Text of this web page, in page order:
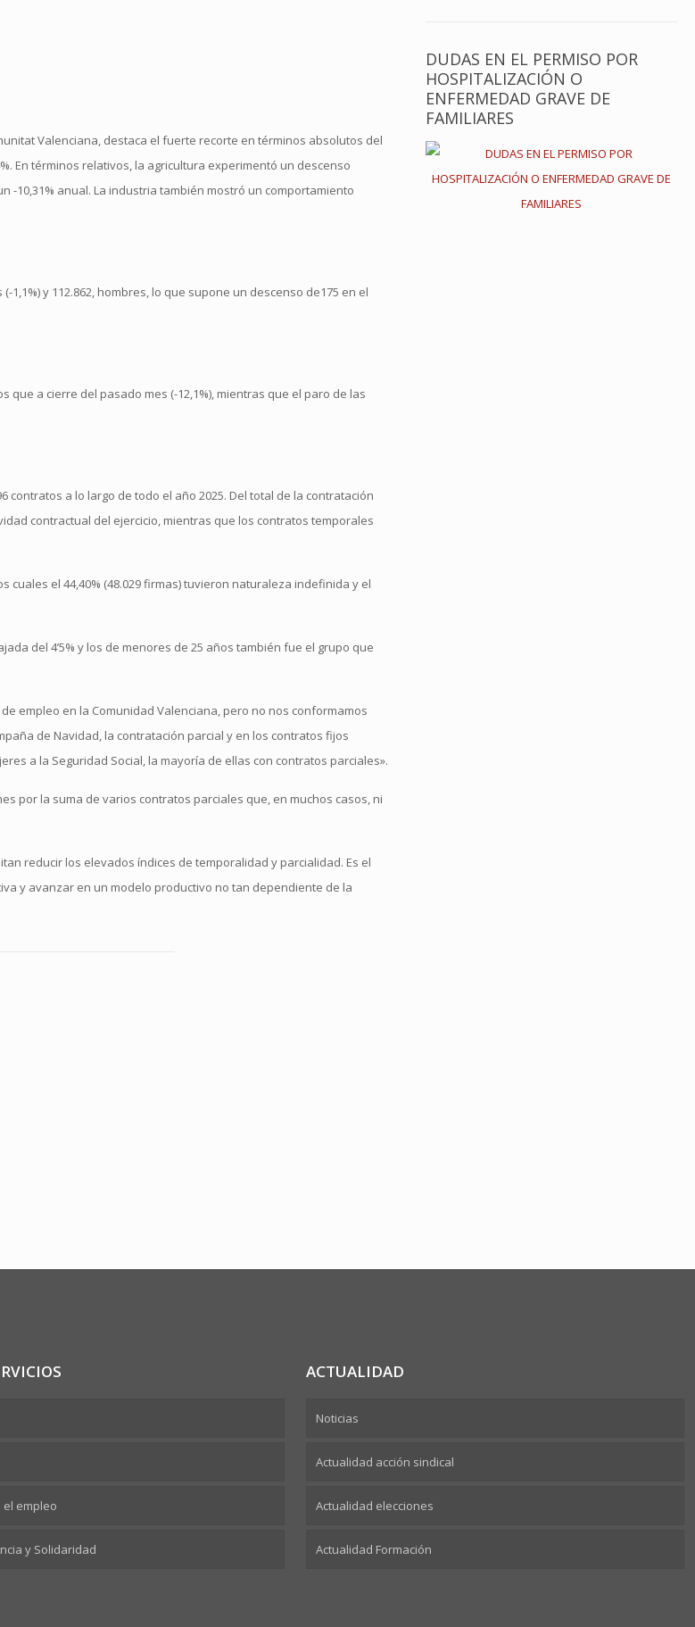
Valenciana, destaca el fuerte recorte en términos absolutos del
En términos relativos, la agricultura experimentó un descenso
-10,31% anual. La industria también mostró un comportamiento
1,1%) y 112.862, hombres, lo que supone un descenso de175 en el
que a cierre del pasado mes (-12,1%), mientras que el paro de las
a lo largo de todo el año 2025. Del total de la contratación
contractual del ejercicio, mientras que los contratos temporales
cuales el 44,40% (48.029 firmas) tuvieron naturaleza indefinida y el
del 4’5% y los de menores de 25 años también fue el grupo que
empleo en la Comunidad Valenciana, pero no nos conformamos
de Navidad, la contratación parcial y en los contratos fijos
a la Seguridad Social, la mayoría de ellas con contratos parciales».
por la suma de varios contratos parciales que, en muchos casos, ni
reducir los elevados índices de temporalidad y parcialidad. Es el
y avanzar en un modelo productivo no tan dependiente de la
DUDAS EN EL PERMISO POR
HOSPITALIZACIÓN O
ENFERMEDAD GRAVE DE
FAMILIARES
el empleo
y Solidaridad
ACTUALIDAD
Noticias
Actualidad acción sindical
Actualidad elecciones
Actualidad Formación